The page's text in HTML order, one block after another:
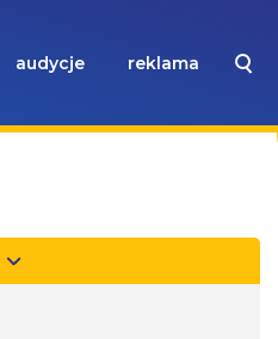
audycje reklama